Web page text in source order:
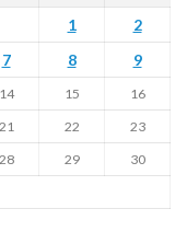
1
2
7 8 9
14 15
16
21 22
23
28 29
30